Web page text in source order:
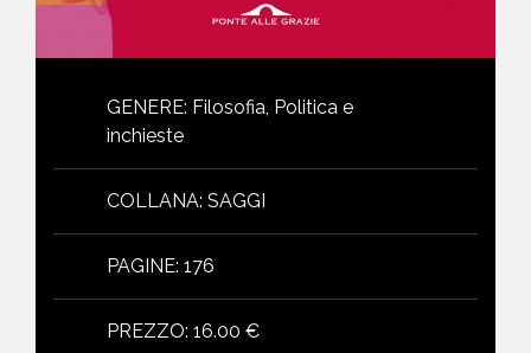
GENERE: Filosofia, Politica e
inchieste
COLLANA: SAGGI
PAGINE: 176
PREZZO: 16.00 €